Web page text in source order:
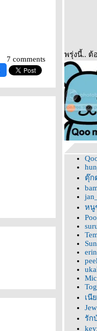
7 comments
พรุ่งนี้.. ต้
ตุ๊ก
หนู
เนี
รัก